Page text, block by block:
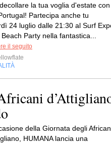
la tua voglia d'estate con
Partecipa anche tu
24 luglio dalle 21:30 al Surf
Party nella fantastica...
il seguito
della Giornata degli
HUMANA lancia una